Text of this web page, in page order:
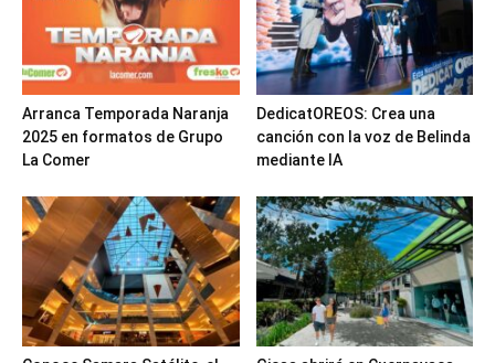
Arranca Temporada Naranja
2025 en formatos de Grupo
La Comer
DedicatOREOS: Crea una
canción con la voz de Belinda
mediante IA